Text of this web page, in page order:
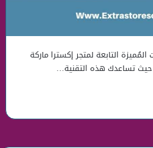
التابعة لمتجر إكسترا ماركة